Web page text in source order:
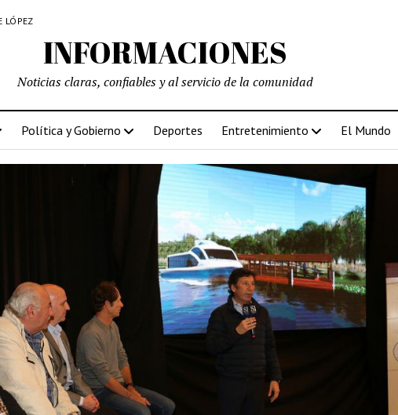
LÓPEZ
INFORMACIONES
Noticias claras, confiables y al servicio de la comunidad
Política y Gobierno Deportes Entretenimiento El Mundo